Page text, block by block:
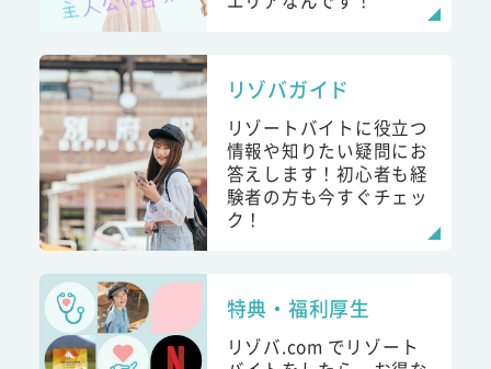
リゾバガイド
リゾートバイトに役立つ
情報や知りたい疑問にお
答えします！初心者も経
験者の方も今すぐチェッ
ク！
特典・福利厚生
リゾバ.com でリゾート